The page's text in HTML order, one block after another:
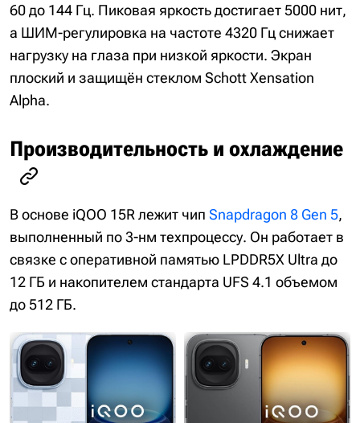
60 до 144 Гц. Пиковая яркость достигает 5000 нит,
а ШИМ-регулировка на частоте 4320 Гц снижает
нагрузку на глаза при низкой яркости. Экран
плоский и защищён стеклом Schott Xensation
Alpha.
Производительность и охлаждение
В основе iQOO 15R лежит чип Snapdragon 8 Gen 5,
выполненный по 3-нм техпроцессу. Он работает в
связке с оперативной памятью LPDDR5X Ultra до
12 ГБ и накопителем стандарта UFS 4.1 объемом
до 512 ГБ.